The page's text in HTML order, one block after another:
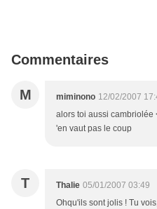
Commentaires
M miminono 12/02/2007
alors toi aussi cambriolée
'en vaut pas le coup
T Thalie 05/01/2007 03:49
Ohqu'ils sont jolis ! Tu